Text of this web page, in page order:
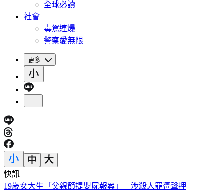
全球必讀
社會
毒駕連爆
警察愛無限
更多
快訊
來辯論啊！鞭刑公投藍白分歧？黃國昌：白委將先4對4辯論